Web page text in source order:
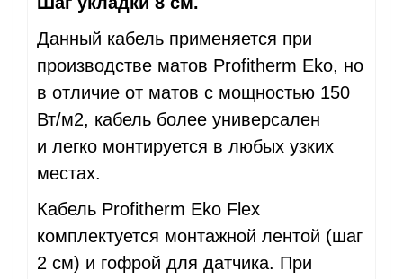
Данный кабель применяется при
производстве матов Profitherm Eko, но
в отличие от матов с мощностью 150
Вт/м2, кабель более универсален
и легко монтируется в любых узких
местах.
Кабель Profitherm Eko Flex
комплектуется монтажной лентой (шаг
2 см) и гофрой для датчика. При